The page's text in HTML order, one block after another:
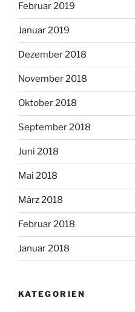
Februar 2019
Januar 2019
Dezember 2018
November 2018
Oktober 2018
September 2018
Juni 2018
Mai 2018
März 2018
Februar 2018
Januar 2018
KATEGORIEN